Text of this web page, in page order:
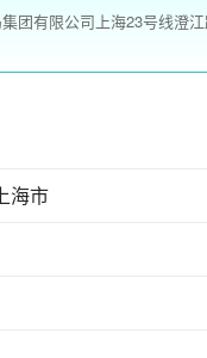
团有限公司上海23号线澄
海市